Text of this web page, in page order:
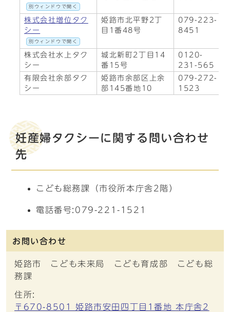
別ウィンドウで開く
株式会社増位タク
シー
別ウィンドウで開く
姫路市北平野2丁
目1番48号
079-223-
8451
株式会社水上タク
シー
城北新町2丁目14
番15号
0120-
231-565
有限会社余部タク
シー
姫路市余部区上余
部145番地10
079-272-
1523
妊産婦タクシーに関する問い合わせ
先
こども総務課（市役所本庁舎2階）
電話番号:079-221-1521
お問い合わせ
姫路市 こども未来局 こども育成部 こども総
務課
住所:
〒670-8501 姫路市安田四丁目1番地 本庁舎2